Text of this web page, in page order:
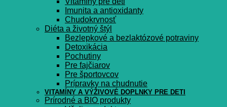
Imunita a antioxidanty
Chudokrvnosť
Diéta a životný štýl
Bezlepkové a bezlaktózové potraviny
Detoxikácia
Pochutiny
Pre fajčiarov
Pre športovcov
Prípravky na chudnutie
VITAMÍNY A VÝŽIVOVÉ DOPLNKY PRE DETI
Prírodné a BIO produkty